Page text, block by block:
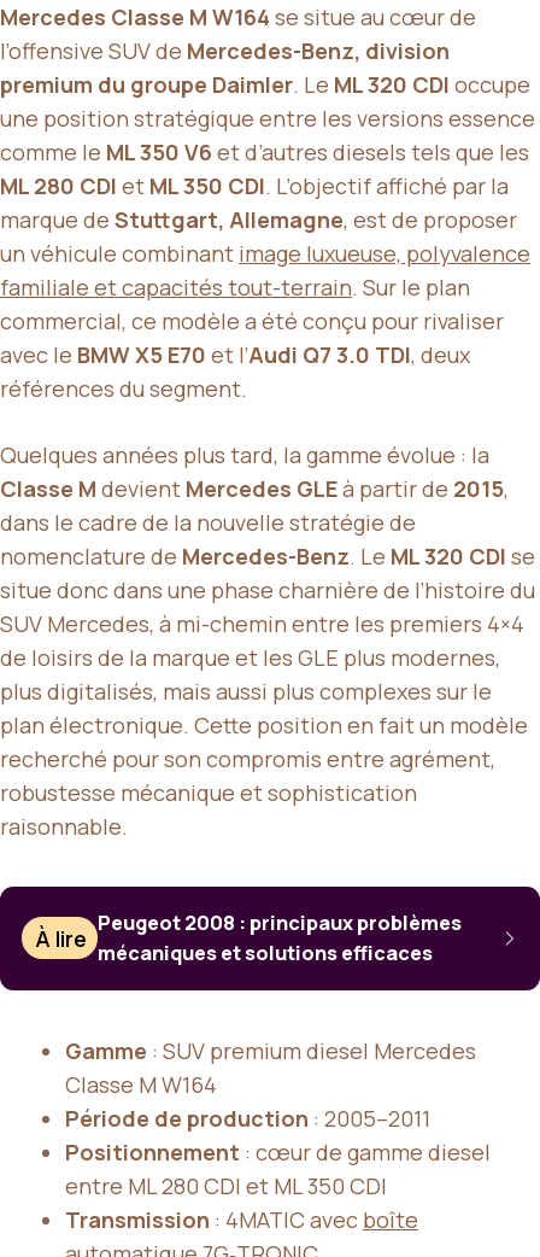
Mercedes Classe M W164 se situe au cœur de
l’offensive SUV de Mercedes-Benz, division
premium du groupe Daimler. Le ML 320 CDI occupe
une position stratégique entre les versions essence
comme le ML 350 V6 et d’autres diesels tels que les
ML 280 CDI et ML 350 CDI. L’objectif affiché par la
marque de Stuttgart, Allemagne, est de proposer
un véhicule combinant image luxueuse, polyvalence
familiale et capacités tout-terrain. Sur le plan
commercial, ce modèle a été conçu pour rivaliser
avec le BMW X5 E70 et l’Audi Q7 3.0 TDI, deux
références du segment.
Quelques années plus tard, la gamme évolue : la
Classe M devient Mercedes GLEà partir de 2015,
dans le cadre de la nouvelle stratégie de
nomenclature de Mercedes-Benz. Le ML 320 CDI se
situe donc dans une phase charnière de l’histoire du
SUV Mercedes, à mi-chemin entre les premiers 4×4
de loisirs de la marque et les GLE plus modernes,
plus digitalisés, mais aussi plus complexes sur le
plan électronique. Cette position en fait un modèle
recherché pour son compromis entre agrément,
robustesse mécanique et sophistication
raisonnable.
À lire
Peugeot 2008 : principaux problèmes
mécaniques et solutions efficaces
Gamme : SUV premium diesel Mercedes
Classe M W164
Période de production : 2005–2011
Positionnement : cœur de gamme diesel
entre ML 280 CDI et ML 350 CDI
Transmission : 4MATIC avec boîte